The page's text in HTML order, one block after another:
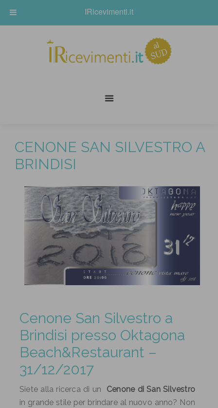
CENONE SAN SILVESTRO A
BRINDISI
Cenone San Silvestro a
Brindisi presso Oktagona
Beach&Restaurant –
31/12/2017
Siete alla ricerca di un Cenone di San Silvestro
in grande stile per brindare al nuovo anno? Non
IRicevimenti.it